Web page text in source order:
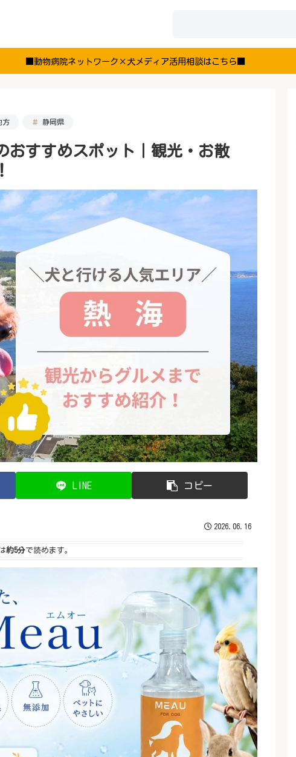
■動物病院ネットワーク×犬メディア活用相談はこちら■
方 静岡県
おすすめスポット｜観光・お散
LINE コピー
2026.06.16
約5分で読めます。